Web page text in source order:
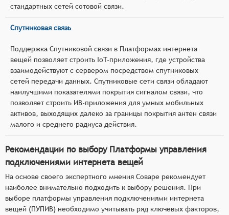
стандартных сетей сотовой связи.
Спутниковая связь
Поддержка Спутниковой связи в Платформах интернета
вещей позволяет строить IoT-приложения, где устройства
взаимодействуют с сервером посредством спутниковых
сетей передачи данных. Спутниковые сети связи обладают
наилучшими показателями покрытия сигналом связи, что
позволяет строить ИВ-приложения для умных мобильных
активов, выходящих далеко за границы покрытия антен связи
малого и среднего радиуса действия.
Рекомендации по выбору Платформы управления
подключениями интернета вещей
На основе своего экспертного мнения Соваре рекомендует
наиболее внимательно подходить к выбору решения. При
выборе платформы управления подключениями интернета
вещей (ПУПИВ) необходимо учитывать ряд ключевых факторов,